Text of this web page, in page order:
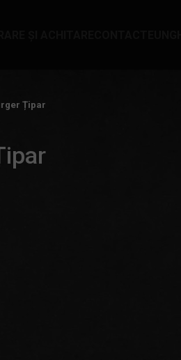
Țipar